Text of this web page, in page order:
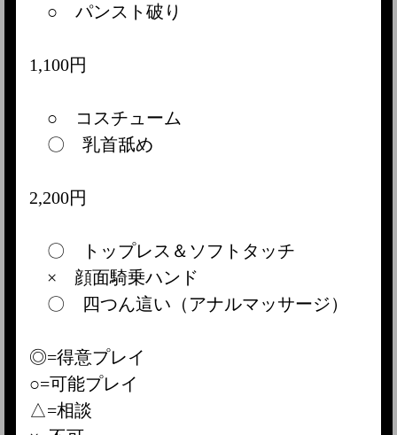
○ パンスト破り
1,100円
○ コスチューム
〇 乳首舐め
2,200円
〇 トップレス＆ソフトタッチ
× 顔面騎乗ハンド
〇 四つん這い（アナルマッサージ）
◎=得意プレイ
○=可能プレイ
△=相談